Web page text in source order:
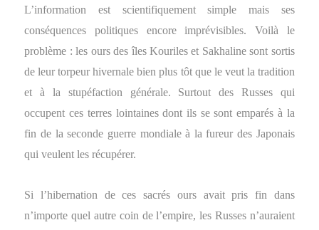
L’information est scientifiquement simple mais ses
conséquences politiques encore imprévisibles. Voilà le
problème : les ours des îles Kouriles et Sakhaline sont sortis
de leur torpeur hivernale bien plus tôt que le veut la tradition
et à la stupéfaction générale. Surtout des Russes qui
occupent ces terres lointaines dont ils se sont emparés à la
fin de la seconde guerre mondiale à la fureur des Japonais
qui veulent les récupérer.
Si l’hibernation de ces sacrés ours avait pris fin dans
n’importe quel autre coin de l’empire, les Russes n’auraient